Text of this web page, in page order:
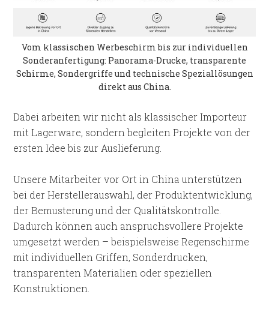
Vom klassischen Werbeschirm bis zur individuellen
Sonderanfertigung: Panorama-Drucke, transparente
Schirme, Sondergriffe und technische Speziallösungen
direkt aus China.
Dabei arbeiten wir nicht als klassischer Importeur
mit Lagerware, sondern begleiten Projekte von der
ersten Idee bis zur Auslieferung.
Unsere Mitarbeiter vor Ort in China unterstützen
bei der Herstellerauswahl, der Produktentwicklung,
der Bemusterung und der Qualitätskontrolle.
Dadurch können auch anspruchsvollere Projekte
umgesetzt werden – beispielsweise Regenschirme
mit individuellen Griffen, Sonderdrucken,
transparenten Materialien oder speziellen
Konstruktionen.